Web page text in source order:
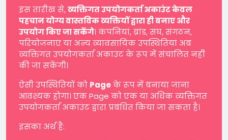
इस तारीख से,व्यक्तिगत उपयोगकर्ता अकाउंट केवल
पहचान योग्य वास्तविक व्यक्तियों द्वारा ही बनाए और
उपयोग किए जा सकेंगे। कंपनियां, ब्रांड, संघ, संगठन,
परियोजनाएं या अन्य व्यावसायिक उपस्थितियां अब
व्यक्तिगत उपयोगकर्ता अकाउंट के रूप में संचालित नहीं
की जा सकेंगी।
ऐसी उपस्थितियों को Pageके रूप में बनाया जाना
आवश्यक होगा। एक Page को एक या अधिक व्यक्तिगत
उपयोगकर्ता अकाउंट द्वारा प्रबंधित किया जा सकता है।
इसका अर्थ है: